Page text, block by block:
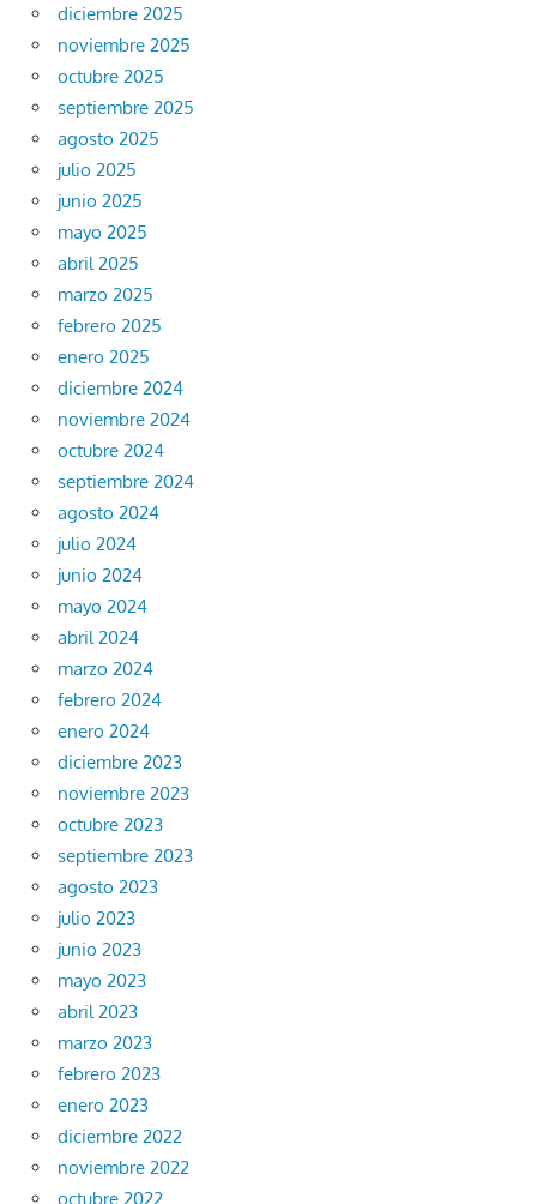
diciembre 2025
noviembre 2025
octubre 2025
septiembre 2025
agosto 2025
julio 2025
junio 2025
mayo 2025
abril 2025
marzo 2025
febrero 2025
enero 2025
diciembre 2024
noviembre 2024
octubre 2024
septiembre 2024
agosto 2024
julio 2024
junio 2024
mayo 2024
abril 2024
marzo 2024
febrero 2024
enero 2024
diciembre 2023
noviembre 2023
octubre 2023
septiembre 2023
agosto 2023
julio 2023
junio 2023
mayo 2023
abril 2023
marzo 2023
febrero 2023
enero 2023
diciembre 2022
noviembre 2022
octubre 2022